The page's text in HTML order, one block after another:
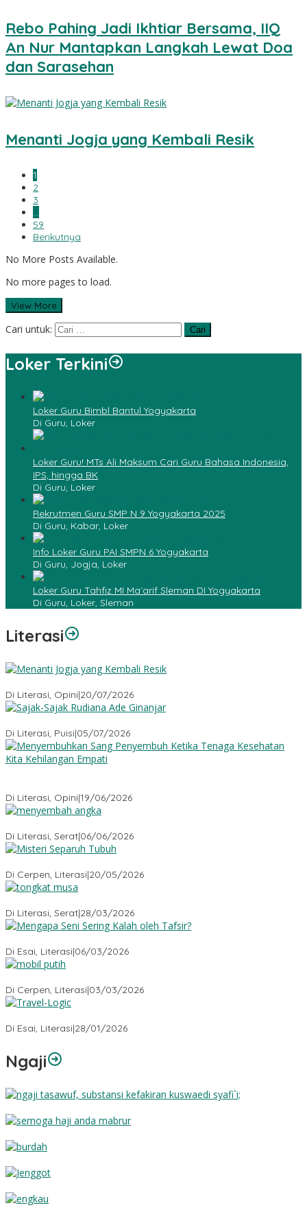
Rebo Pahing Jadi Ikhtiar Bersama, IIQ
An Nur Mantapkan Langkah Lewat Doa
dan Sarasehan
Menanti Jogja yang Kembali Resik
1
2
3
…
59
Berikutnya
No More Posts Available.
No more pages to load.
View More
Cari untuk:
Loker Terkini
Loker Guru Bimbl Bantul Yogyakarta
Di Guru, Loker
Loker Guru! MTs Ali Maksum Cari Guru Bahasa Indonesia,
IPS, hingga BK
Di Guru, Loker
Rekrutmen Guru SMP N 9 Yogyakarta 2025
Di Guru, Kabar, Loker
Info Loker Guru PAI SMPN 6 Yogyakarta
Di Guru, Jogja, Loker
Loker Guru Tahfiz MI Ma`arif Sleman DI Yogyakarta
Di Guru, Loker, Sleman
Literasi
Di Literasi, Opini|20/07/2026
Di Literasi, Puisi|05/07/2026
Di Literasi, Opini|19/06/2026
Di Literasi, Serat|06/06/2026
Di Cerpen, Literasi|20/05/2026
Di Literasi, Serat|28/03/2026
Di Esai, Literasi|06/03/2026
Di Cerpen, Literasi|03/03/2026
Di Esai, Literasi|28/01/2026
Ngaji